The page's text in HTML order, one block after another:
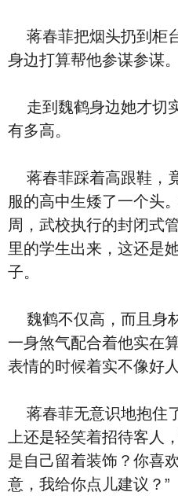
蒋春菲把烟头扔到柜
身边打算帮他参谋参谋。
走到魏鹤身边她才切
有多高。
蒋春菲踩着高跟鞋，
服的高中生矮了一个头
周，武校执行的封闭式
里的学生出来，这还是
子。
魏鹤不仅高，而且身
一身煞气配合着他实在
表情的时候着实不像好人
蒋春菲无意识地抱住
上还是轻笑着招待客人
是自己留着装饰？你喜
意，我给你点儿建议？”